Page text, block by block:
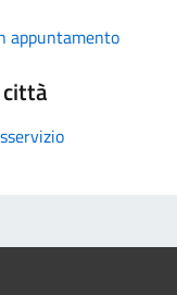
appuntamento